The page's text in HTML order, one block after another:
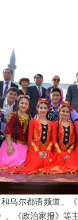
尔都语频道、《
《政治家报》等